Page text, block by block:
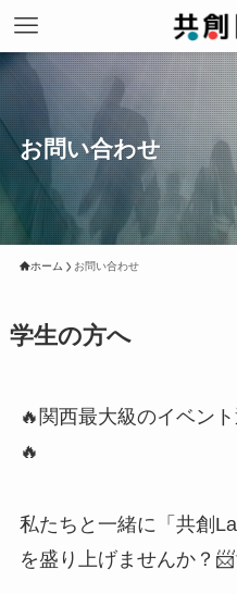
お問い合わせ
ホーム お問い合わせ
学生の方へ
🔥関西最大級のイベン
🔥
私たちと一緒に「共創
を盛り上げませんか？